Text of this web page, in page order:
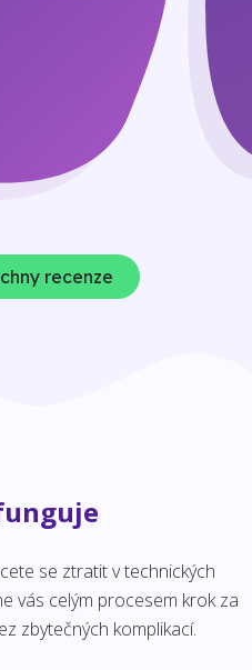
recenze
se ztratit v technických
vás celým procesem krok za
zbytečných komplikací.